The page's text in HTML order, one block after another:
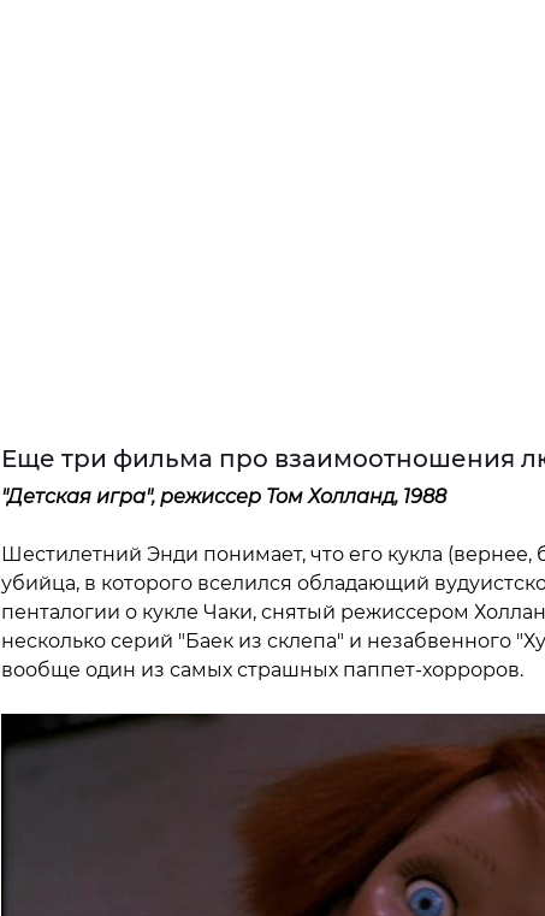
Еще три фильма про взаимоотношения
"Детская игра", режиссер Том Холланд, 1988
Шестилетний Энди понимает, что его кукла
убийца, в которого вселился обладающий
пенталогии о кукле Чаки, снятый режиссером
несколько серий "Баек из склепа" и незабвенного
вообще один из самых страшных паппет-хорроров.